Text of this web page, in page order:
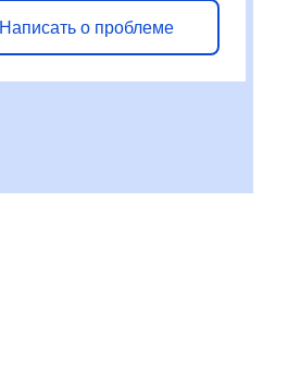
Написать о проблеме